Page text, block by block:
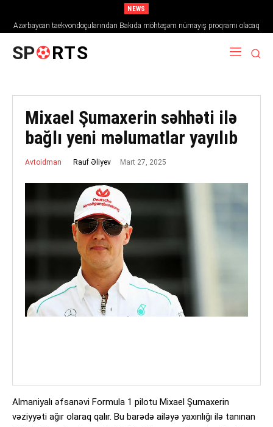
NEWS
Azərbaycan taekvondoçularından Bakıda möhtəşəm nümayiş proqramı olacaq
SP RTS
Mixael Şumaxerin səhhəti ilə
bağlı yeni məlumatlar yayılıb
Avtoidman Rauf Əliyev Mart 27, 2025
Almaniyalı əfsanəvi Formula 1 pilotu Mixael Şumaxerin
vəziyyəti ağır olaraq qalır. Bu barədə ailəyə yaxınlığı ilə tanınan